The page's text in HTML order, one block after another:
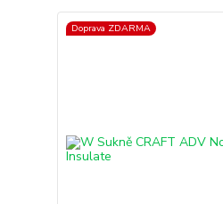
Doprava ZDARMA